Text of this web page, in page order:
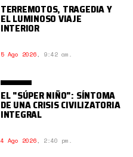
TERREMOTOS, TRAGEDIA Y
EL LUMINOSO VIAJE
INTERIOR
5 Ago 2026, 9:42 am.
EL "SÚPER NIÑO": SÍNTOMA
DE UNA CRISIS CIVILIZATORIA
INTEGRAL
4 Ago 2026, 2:40 pm.